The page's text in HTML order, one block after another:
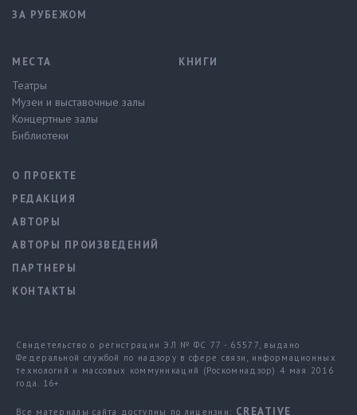
ЗА РУБЕЖОМ
МЕСТА
Театры
Музеи и выставочные залы
Концертные залы
Библиотеки
КНИГИ
О ПРОЕКТЕ
РЕДАКЦИЯ
АВТОРЫ
АВТОРЫ ПРОИЗВЕДЕНИЙ
ПАРТНЕРЫ
КОНТАКТЫ
Свидетельство о регистрации ЭЛ № ФС 77 - 65577, выдано
Федеральной службой по надзору в сфере связи, информационных
технологий и массовых коммуникаций (Роскомнадзор) 4 мая 2016
года. 16+
Все материалы сайта доступны по лицензии: CREATIVE